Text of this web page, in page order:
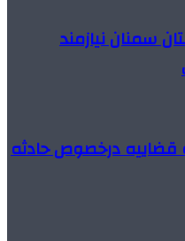
سمنان نیازمند
قضاییه درخصوص حادثه